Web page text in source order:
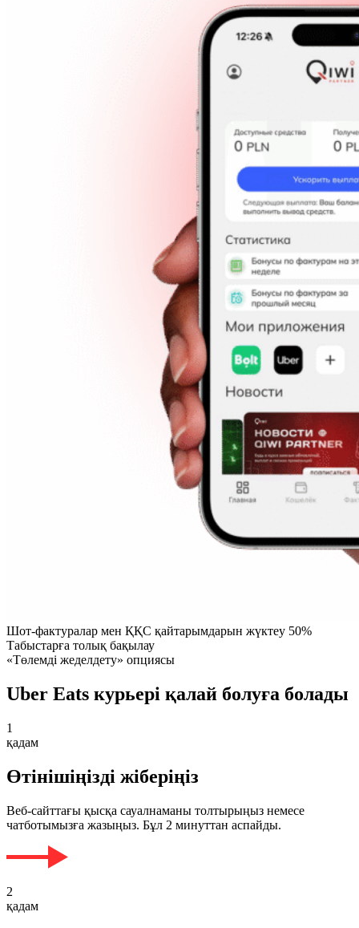
Шот-фактуралар мен ҚҚС қайтарымдарын жүктеу 50%
Табыстарға толық бақылау
«Төлемді жеделдету» опциясы
Uber Eats курьері қалай болуға болады
1
қадам
Өтінішіңізді жіберіңіз
Веб-сайттағы қысқа сауалнаманы толтырыңыз немесе
чатботымызға жазыңыз. Бұл 2 минуттан аспайды.
2
қадам